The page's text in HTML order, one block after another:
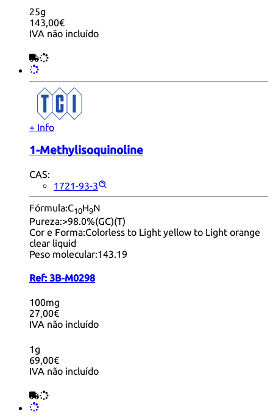
25g
143,00€
IVA não incluído
+ Info
1-Methylisoquinoline
CAS:
1721-93-3
Fórmula:C10H9N
Pureza:>98.0%(GC)(T)
Cor e Forma:Colorless to Light yellow to Light orange
clear liquid
Peso molecular:143.19
Ref: 3B-M0298
100mg
27,00€
IVA não incluído
1g
69,00€
IVA não incluído